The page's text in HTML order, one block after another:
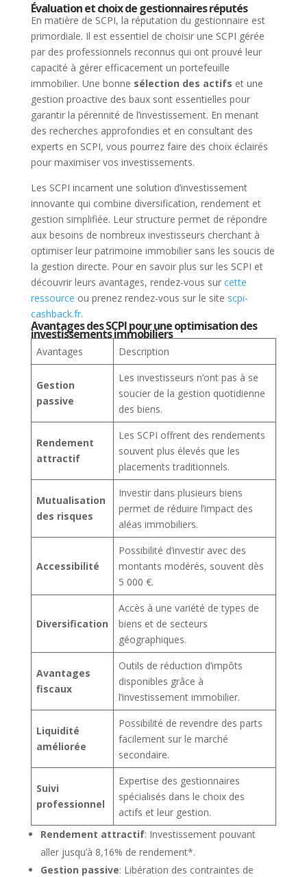
Évaluation et choix de gestionnaires réputés
En matière de SCPI, la réputation du gestionnaire est
primordiale. Il est essentiel de choisir une SCPI gérée
par des professionnels reconnus qui ont prouvé leur
capacité à gérer efficacement un portefeuille
immobilier. Une bonne sélection des actifs et une
gestion proactive des baux sont essentielles pour
garantir la pérennité de l’investissement. En menant
des recherches approfondies et en consultant des
experts en SCPI, vous pourrez faire des choix éclairés
pour maximiser vos investissements.
Les SCPI incarnent une solution d’investissement
innovante qui combine diversification, rendement et
gestion simplifiée. Leur structure permet de répondre
aux besoins de nombreux investisseurs cherchant à
optimiser leur patrimoine immobilier sans les soucis de
la gestion directe. Pour en savoir plus sur les SCPI et
découvrir leurs avantages, rendez-vous sur cette
ressource ou prenez rendez-vous sur le site scpi-
cashback.fr.
Avantages des SCPI pour une optimisation des
investissements immobiliers
Avantages Description
Gestion
passive
Les investisseurs n’ont pas à se
soucier de la gestion quotidienne
des biens.
Rendement
attractif
Les SCPI offrent des rendements
souvent plus élevés que les
placements traditionnels.
Mutualisation
des risques
Investir dans plusieurs biens
permet de réduire l’impact des
aléas immobiliers.
Accessibilité
Possibilité d’investir avec des
montants modérés, souvent dès
5 000 €.
Diversification
Accès à une variété de types de
biens et de secteurs
géographiques.
Avantages
fiscaux
Outils de réduction d’impôts
disponibles grâce à
l’investissement immobilier.
Liquidité
améliorée
Possibilité de revendre des parts
facilement sur le marché
secondaire.
Suivi
professionnel
Expertise des gestionnaires
spécialisés dans le choix des
actifs et leur gestion.
Rendement attractif: Investissement pouvant
aller jusqu’à 8,16% de rendement*.
Gestion passive: Libération des contraintes de